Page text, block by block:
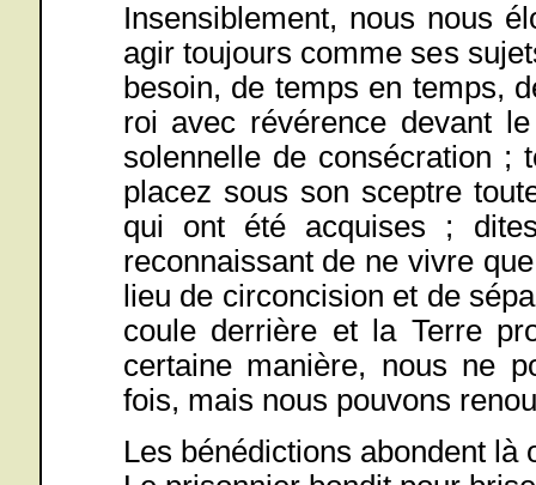
Insensiblement, nous nous
agir toujours comme ses
besoin, de temps en temps,
roi avec révérence devant
solennelle de consécration ;
placez sous son sceptre
qui ont été acquises ;
reconnaissant de ne vivre
lieu de circoncision et de
coule derrière et la Terre
certaine manière, nous ne
fois, mais nous pouvons
Les bénédictions abondent là